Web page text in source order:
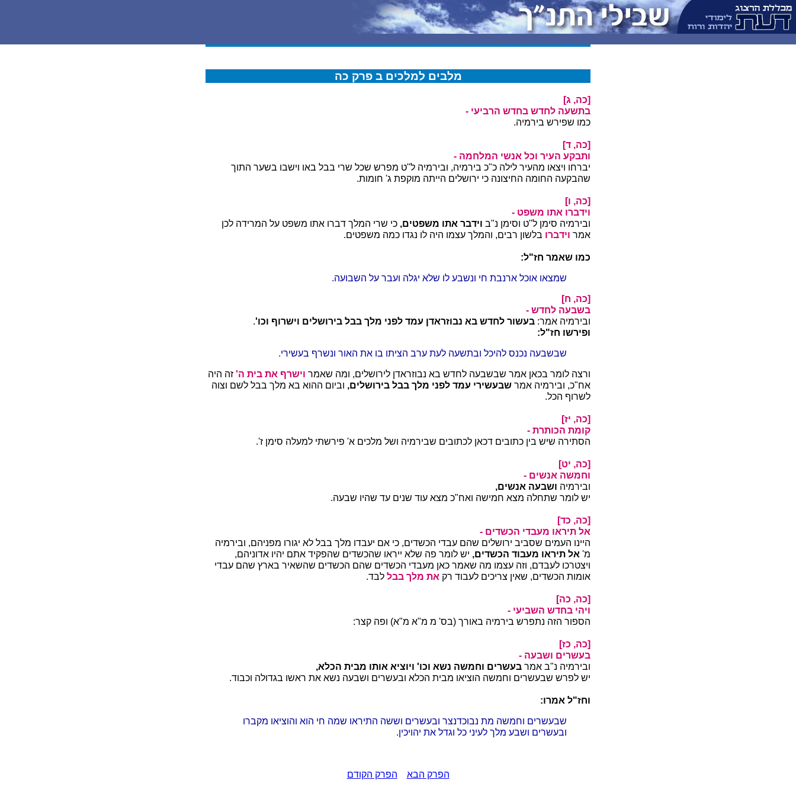
מלבים למלכים ב פרק כה
[כה, ג]
בתשעה לחדש בחדש הרביעי -
כמו שפירש בירמיה.
[כה, ד]
ותבקע העיר וכל אנשי המלחמה -
יברחו ויצאו מהעיר לילה כ"כ בירמיה, ובירמיה ל"ט מפרש שכל שרי בבל באו וישבו בשער התוך
שהבקעה החומה החיצונה כי ירושלים הייתה מוקפת ג' חומות.
[כה, ו]
וידברו אתו משפט -
ובירמיה סימן ל"ט וסימן נ"ב וידבר אתו משפטים, כי שרי המלך דברו אתו משפט על המרידה לכן
אמר וידברו בלשון רבים, והמלך עצמו היה לו נגדו כמה משפטים.
כמו שאמר חז"ל:
שמצאו אוכל ארנבת חי ונשבע לו שלא יגלה ועבר על השבועה.
[כה, ח]
בשבעה לחדש -
ובירמיה אמר: בעשור לחדש בא נבוזראדן עמד לפני מלך בבל בירושלים וישרוף וכו'.
ופירשו חז"ל:
שבשבעה נכנס להיכל ובתשעה לעת ערב הציתו בו את האור ונשרף בעשירי.
ורצה לומר בכאן אמר שבשבעה לחדש בא נבוזראדן לירושלים, ומה שאמר וישרף את בית ה' זה היה
אח"כ, ובירמיה אמר שבעשירי עמד לפני מלך בבל בירושלים, וביום ההוא בא מלך בבל לשם וצוה
לשרוף הכל.
[כה, יז]
קומת הכותרת -
הסתירה שיש בין כתובים דכאן לכתובים שבירמיה ושל מלכים א' פירשתי למעלה סימן ז'.
[כה, יט]
וחמשה אנשים -
ובירמיה ושבעה אנשים,
יש לומר שתחלה מצא חמישה ואח"כ מצא עוד שנים עד שהיו שבעה.
[כה, כד]
אל תיראו מעבדי הכשדים -
היינו העמים שסביב ירושלים שהם עבדי הכשדים, כי אם יעבדו מלך בבל לא יגורו מפניהם, ובירמיה
מ' אל תיראו מעבוד הכשדים, יש לומר פה שלא ייראו שהכשדים שהפקיד אתם יהיו אדוניהם,
ויצטרכו לעבדם, וזה עצמו מה שאמר כאן מעבדי הכשדים שהם הכשדים שהשאיר בארץ שהם עבדי
אומות הכשדים, שאין צריכים לעבוד רק את מלך בבל לבד.
[כה, כה]
ויהי בחדש השביעי -
הספור הזה נתפרש בירמיה באורך (בס' מ מ"א מ"א) ופה קצר:
[כה, כז]
בעשרים ושבעה -
ובירמיה נ"ב אמר בעשרים וחמשה נשא וכו' ויוציא אותו מבית הכלא,
יש לפרש שבעשרים וחמשה הוציאו מבית הכלא ובעשרים ושבעה נשא את ראשו בגדולה וכבוד.
וחז"ל אמרו:
שבעשרים וחמשה מת נבוכדנצר ובעשרים וששה התיראו שמה חי הוא והוציאו מקברו
ובעשרים ושבע מלך לעיני כל וגדל את יהויכין.
הפרק הבא הפרק הקודם